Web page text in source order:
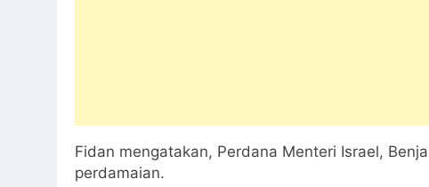
Fidan mengatakan, Perdana Menteri Israel,
perdamaian.